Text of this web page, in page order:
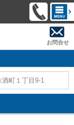
お問合せ
町１丁目9-1